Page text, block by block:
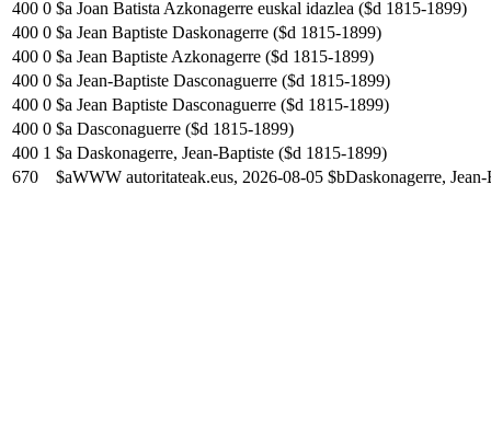
400 0 $a Joan Batista Azkonagerre euskal idazlea ($d 1815-1899)
400 0 $a Jean Baptiste Daskonagerre ($d 1815-1899)
400 0 $a Jean Baptiste Azkonagerre ($d 1815-1899)
400 0 $a Jean-Baptiste Dasconaguerre ($d 1815-1899)
400 0 $a Jean Baptiste Dasconaguerre ($d 1815-1899)
400 0 $a Dasconaguerre ($d 1815-1899)
400 1 $a Daskonagerre, Jean-Baptiste ($d 1815-1899)
670
$aWWW autoritateak.eus, 2026-08-05 $bDaskonagerre,